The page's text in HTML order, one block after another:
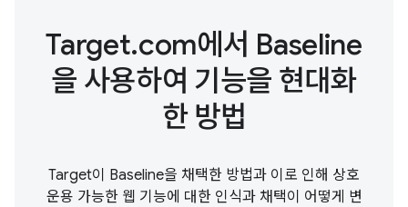
Target.com에서 Baseline
을 사용하여 기능을 현대화
한 방법
Target이 Baseline을 채택한 방법과 이로 인해 상호
운용 가능한 웹 기능에 대한 인식과 채택이 어떻게 변